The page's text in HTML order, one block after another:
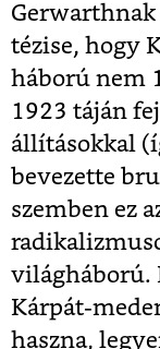
tézise, hogy
háború nem
1923 táján
állításokkal
bevezette
szemben ez
világháború.
Kárpát-
haszna,